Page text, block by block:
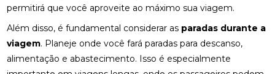
permitirá que você aproveite ao máximo sua viagem.
Além disso, é fundamental considerar as paradas durante a
viagem. Planeje onde você fará paradas para descanso,
alimentação e abastecimento. Isso é especialmente